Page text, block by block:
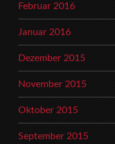
Februar 2016
Januar 2016
Dezember 2015
November 2015
Oktober 2015
September 2015